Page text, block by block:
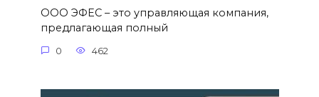
ООО ЭФЕС – это управляющая компания,
предлагающая полный
0 462